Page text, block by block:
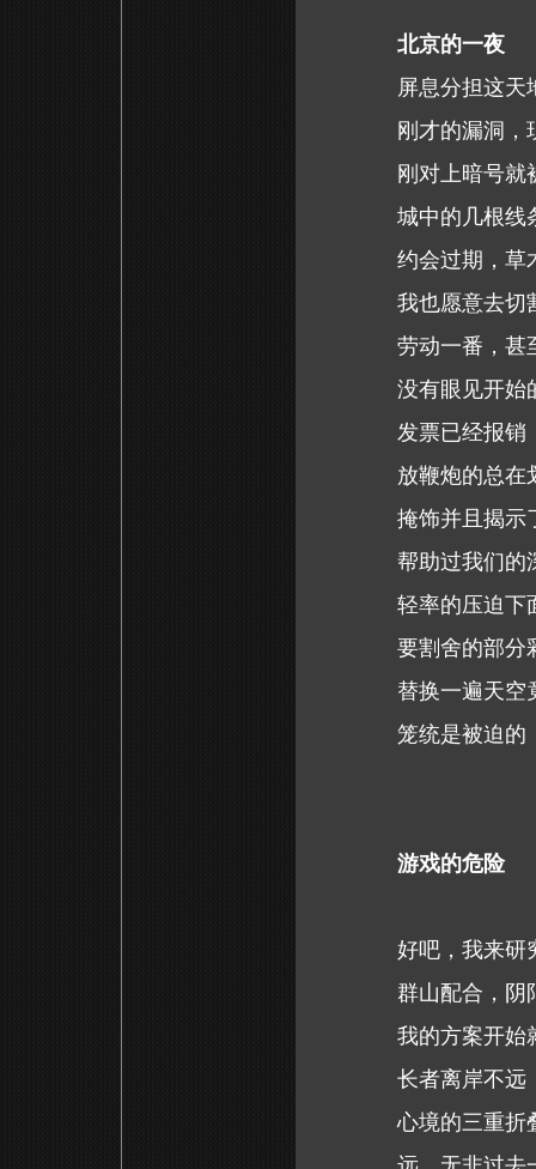
北京的一夜
屏息分担这天
刚才的漏洞，
刚对上暗号就
城中的几根线
约会过期，草
我也愿意去切
劳动一番，甚
没有眼见开始
发票已经报销
放鞭炮的总在
掩饰并且揭示
帮助过我们的
轻率的压迫下
要割舍的部分
替换一遍天空
笼统是被迫的
游戏的危险
好吧，我来研
群山配合，阴
我的方案开始
长者离岸不远
心境的三重折